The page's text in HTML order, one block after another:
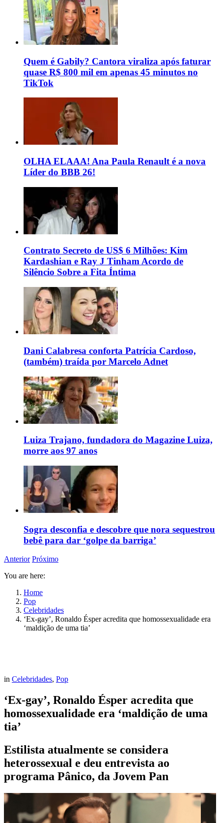
Quem é Gabily? Cantora viraliza após faturar
quase R$ 800 mil em apenas 45 minutos no
TikTok
OLHA ELAAA! Ana Paula Renault é a nova
Líder do BBB 26!
Contrato Secreto de US$ 6 Milhões: Kim
Kardashian e Ray J Tinham Acordo de
Silêncio Sobre a Fita Íntima
Dani Calabresa conforta Patrícia Cardoso,
(também) traída por Marcelo Adnet
Luiza Trajano, fundadora do Magazine Luiza,
morre aos 97 anos
Sogra desconfia e descobre que nora sequestrou
bebê para dar ‘golpe da barriga’
Anterior Próximo
You are here:
Home
Pop
Celebridades
‘Ex-gay’, Ronaldo Ésper acredita que homossexualidade era
‘maldição de uma tia’
in Celebridades, Pop
‘Ex-gay’, Ronaldo Ésper acredita que
homossexualidade era ‘maldição de uma
tia’
Estilista atualmente se considera
heterossexual e deu entrevista ao
programa Pânico, da Jovem Pan